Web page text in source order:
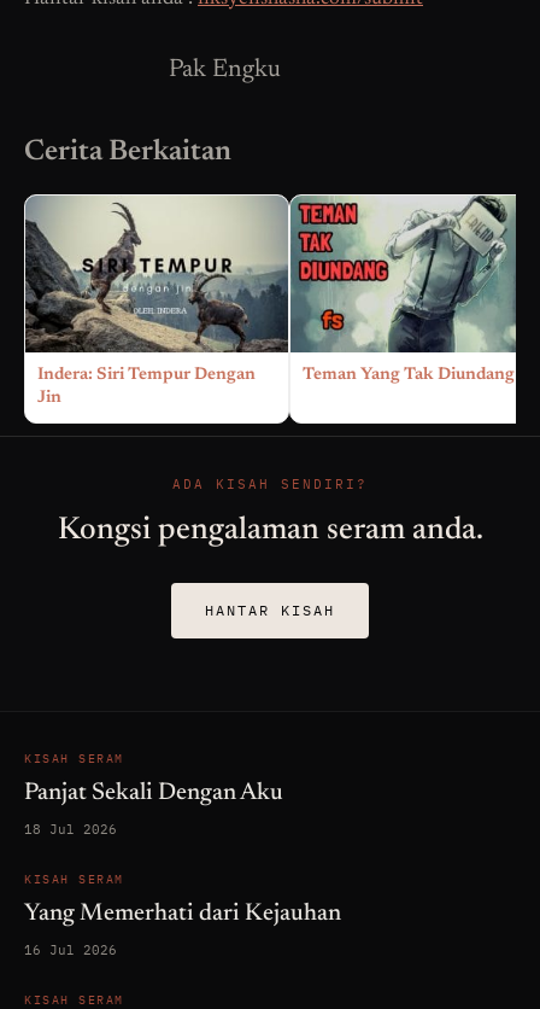
Pak Engku
Cerita Berkaitan
Indera: Siri Tempur Dengan
Jin
Teman Yang Tak Diundang
ADA KISAH SENDIRI?
Kongsi pengalaman seram anda.
HANTAR KISAH
KISAH SERAM
Panjat Sekali Dengan Aku
18 Jul 2026
KISAH SERAM
Yang Memerhati dari Kejauhan
16 Jul 2026
KISAH SERAM